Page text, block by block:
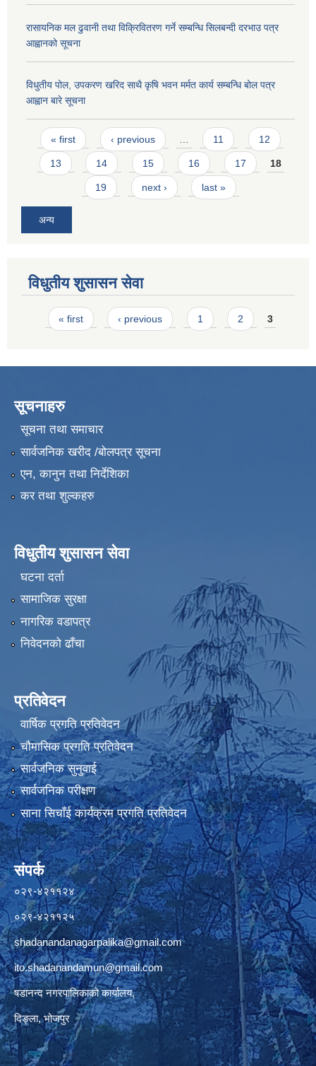
रासायनिक मल ढुवानी तथा विक्रिवितरण गर्ने सम्बन्धि सिलबन्दी दरभाउ पत्र
आह्वानको सूचना
विधुतीय पोल, उपकरण खरिद साथै कृषि भवन मर्मत कार्य सम्बन्धि बोल पत्र
आह्वान बारे सूचना
Pages
« first ‹ previous 11 12
13 14 15 16 17 18
19 next › last »
अन्य
विधुतीय शुसासन सेवा
Pages
« first ‹ previous 1 2 3
सूचनाहरु
सूचना तथा समाचार
सार्वजनिक खरीद /बोलपत्र सूचना
एन, कानुन तथा निर्देशिका
कर तथा शुल्कहरु
विधुतीय शुसासन सेवा
घटना दर्ता
सामाजिक सुरक्षा
नागरिक वडापत्र
निवेदनको ढाँचा
प्रतिवेदन
वार्षिक प्रगति प्रतिवेदन
चौमासिक प्रगति प्रतिवेदन
सार्वजनिक सुनुवाई
सार्वजनिक परीक्षण
साना सिचाँई कार्यक्रम प्रगति प्रतिवेदन
संपर्क
०२९-४२११२४
०२९-४२११२५
shadanandanagarpalika@gmail.com
ito.shadanandamun@gmail.com
षडानन्द नगरपालिकाको कार्यालय,
दिङ्ला, भोजपुर